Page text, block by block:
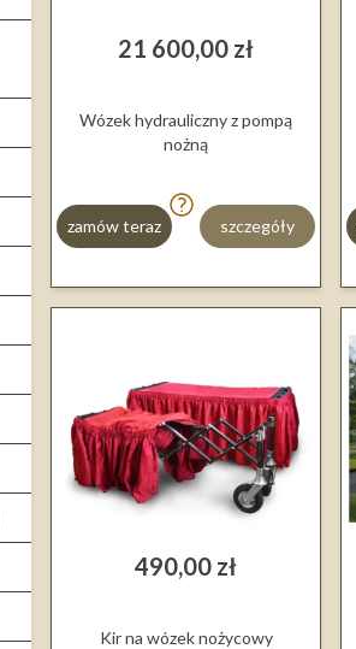
21 600,00 zł
Wózek hydrauliczny z pompą
nożną
zamów teraz szczegóły
490,00 zł
Kir na wózek nożycowy